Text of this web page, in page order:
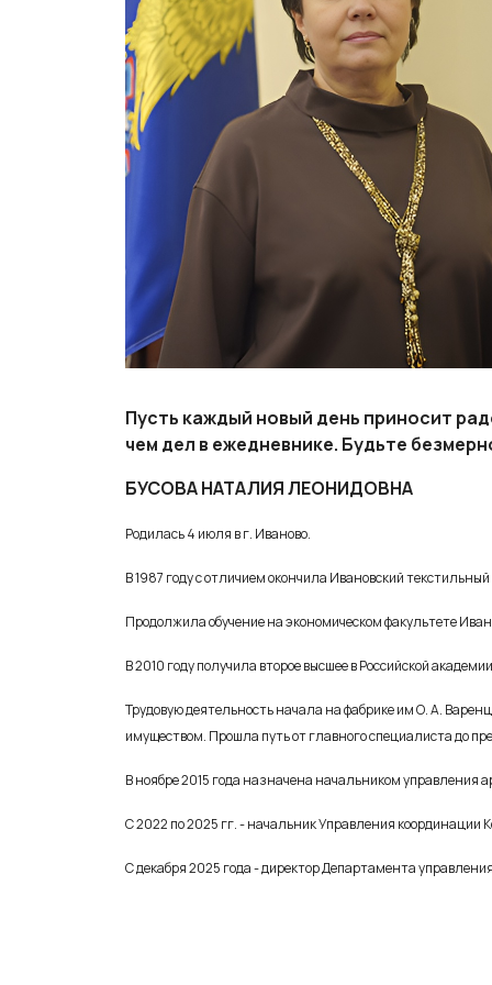
Пусть каждый новый день приносит
чем дел в ежедневнике. Будьте
БУСОВА НАТАЛИЯ ЛЕОНИДОВНА
Родилась 4 июля в г. Иваново.
В 1987 году с отличием окончила Ивановский
Продолжила обучение на экономическом факультете
В 2010 году получила второе высшее в Российской
Трудовую деятельность начала на фабрике им О. А.
имуществом. Прошла путь от главного специалиста до
В ноябре 2015 года назначена начальником управления
С 2022 по 2025 гг. - начальник Управления координации
С декабря 2025 года - директор Департамента